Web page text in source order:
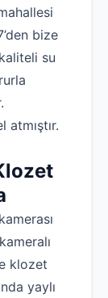
bize
su
atmıştır.
klozet
yaylı